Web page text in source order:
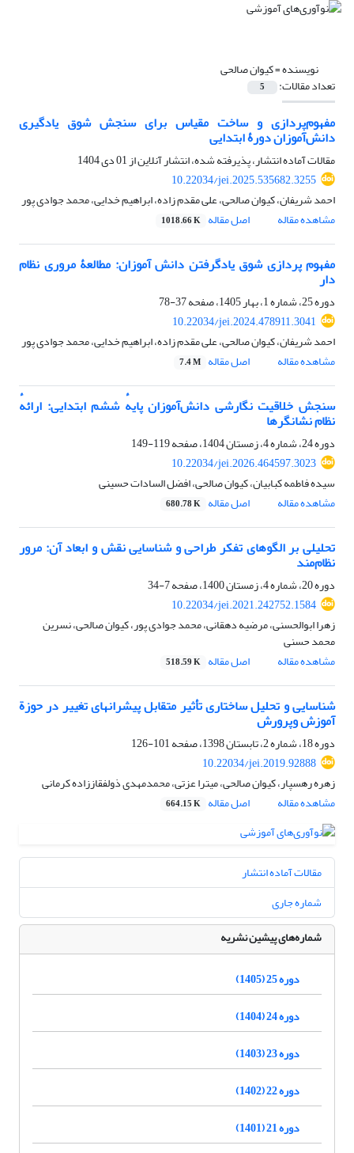
نویسنده =کیوان صالحی
تعداد مقالات: 5
مفهوم‌پردازی و ساخت مقیاس برای سنجش شوق ‌یادگیری
دانش‌آموزان دورۀ ابتدایی
مقالات آماده انتشار، پذیرفته شده، انتشار آنلاین از01 دی 1404
10.22034/jei.2025.535682.3255
احمد شریفان، کیوان صالحی، علی مقدم زاده، ابراهیم خدایی، محمد جوادی پور
مشاهده مقاله
اصل مقاله 1018.66 K
مفهوم پردازی شوق یادگرفتن دانش آموزان: مطالعۀ مروری نظام
دار
دوره 25، شماره 1، بهار 1405، صفحه
37-78
10.22034/jei.2024.478911.3041
احمد شریفان، کیوان صالحی، علی مقدم زاده، ابراهیم خدایی، محمد جوادی پور
مشاهده مقاله
اصل مقاله 7.4 M
سنجش‌ خلاقیت نگارشی دانش‌آموزان پایهٔ ششم ابتدایی: ارائهٔ
نظام نشانگرها
دوره 24، شماره 4، زمستان 1404، صفحه
119-149
10.22034/jei.2026.464597.3023
سیده فاطمه کبابیان، کیوان صالحی، افضل السادات حسینی
مشاهده مقاله
اصل مقاله 680.78 K
تحلیلی بر الگو‌های تفکر طراحی و شناسایی نقش و ابعاد آن: مرور
نظام‌مند
دوره 20، شماره 4، زمستان 1400، صفحه
7-34
10.22034/jei.2021.242752.1584
زهرا ابوالحسنی، مرضیه دهقانی، محمد جوادی پور، کیوان صالحی، نسرین
محمد حسنی
مشاهده مقاله
اصل مقاله 518.59 K
شناسایی و تحلیل ساختاری تأثیر متقابل پیشرانهای تغییر در حوزة
آموزش وپرورش
دوره 18، شماره 2، تابستان 1398، صفحه
101-126
10.22034/jei.2019.92888
زهره رهسپار، کیوان صالحی، میترا عزتی، محمدمهدی ذولفقاززاده کرمانی
مشاهده مقاله
اصل مقاله 664.15 K
مقالات آماده انتشار
شماره جاری
شماره‌های پیشین نشریه
دوره 25 (1405)
دوره 24 (1404)
دوره 23 (1403)
دوره 22 (1402)
دوره 21 (1401)